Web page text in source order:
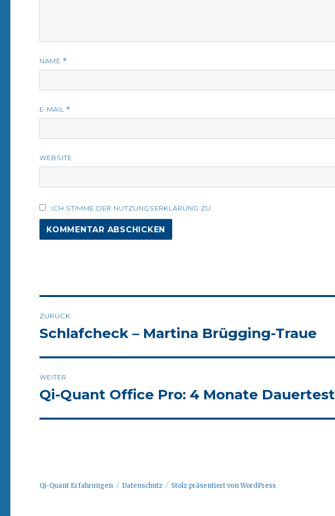
NAME *
E-MAIL *
WEBSITE
ICH STIMME DER NUTZUNGSERKLÄRUNG ZU
Navigation
ZURÜCK
Vorheriger
Schlafcheck – Martina Brügging-Traue
WEITER
Nächster
Qi-Quant Office Pro: 4 Monate Dauertest
Qi-Quant Erfahrungen Datenschutz Stolz präsentiert von WordPress